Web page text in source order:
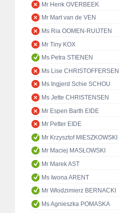
Mr Henk OVERBEEK
Mr Mart van de VEN
Ms Ria OOMEN-RUIJTEN
Mr Tiny KOX
Ms Petra STIENEN
Ms Lise CHRISTOFFERSEN
Ms Ingjerd Schie SCHOU
Ms Jette CHRISTENSEN
Mr Espen Barth EIDE
Mr Petter EIDE
Mr Krzysztof MIESZKOWSKI
Mr Maciej MASŁOWSKI
Mr Marek AST
Ms Iwona ARENT
Mr Włodzimierz BERNACKI
Ms Agnieszka POMASKA